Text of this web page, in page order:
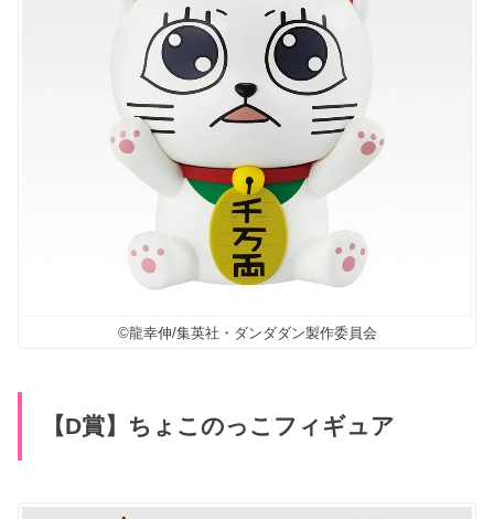
©龍幸伸/集英社・ダンダダン製作委員会
【D賞】ちょこのっこフィギュア